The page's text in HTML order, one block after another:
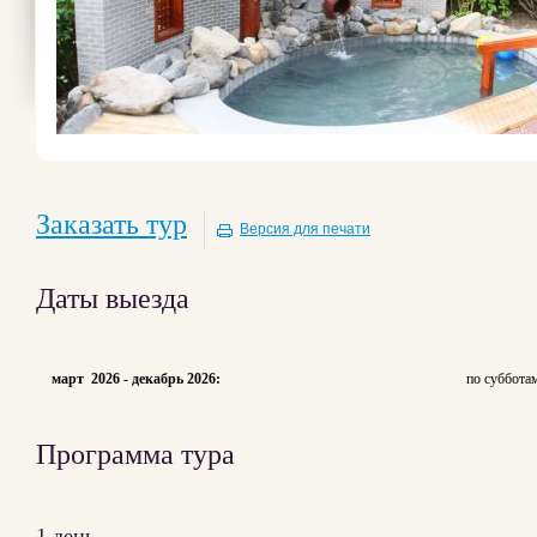
Заказать тур Версия для печати
Даты выезда
март 2026 - декабрь 2026: по
Программа тура